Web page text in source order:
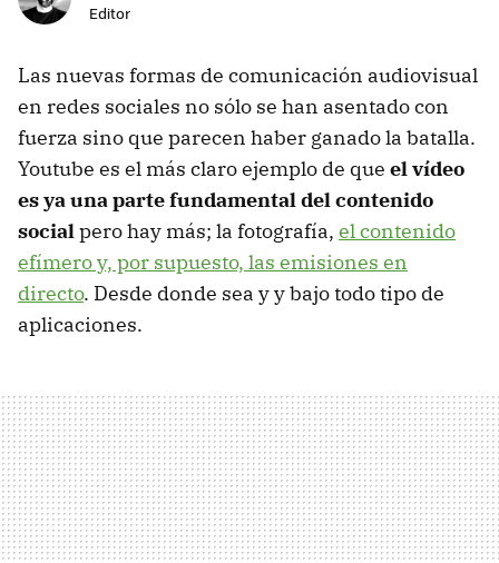
Editor
Las nuevas formas de comunicación audiovisual
en redes sociales no sólo se han asentado con
fuerza sino que parecen haber ganado la batalla.
Youtube es el más claro ejemplo de que el vídeo
es ya una parte fundamental del contenido
socialpero hay más; la fotografía, el contenido
efímero y, por supuesto, las emisiones en
directo. Desde donde sea y y bajo todo tipo de
aplicaciones.